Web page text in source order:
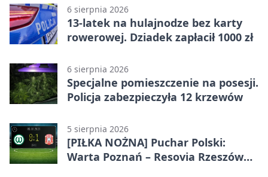
6 sierpnia 2026
13-latek na hulajnodze bez karty
rowerowej. Dziadek zapłacił 1000 zł
6 sierpnia 2026
Specjalne pomieszczenie na posesji.
Policja zabezpieczyła 12 krzewów
5 sierpnia 2026
[PIŁKA NOŻNA] Puchar Polski:
Warta Poznań – Resovia Rzeszów